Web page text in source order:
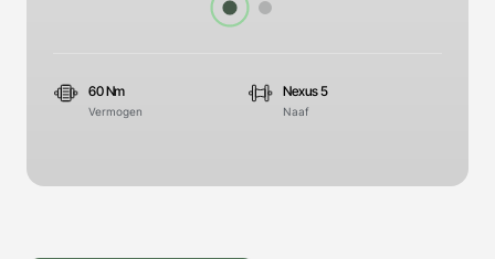
60 Nm
Vermogen
Nexus 5
Naaf